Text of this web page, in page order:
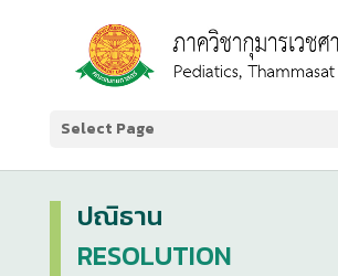
Select Page
ปณิธาน
RESOLUTION